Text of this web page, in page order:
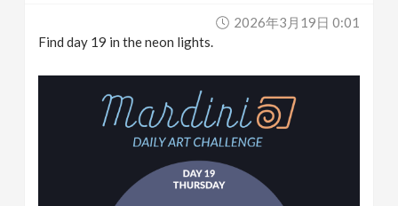
2026年3月19日 0:01
Find day 19 in the neon lights.